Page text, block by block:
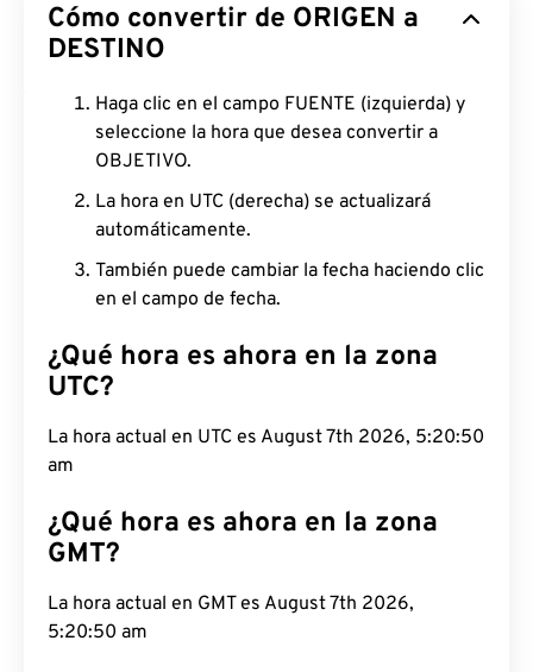
Cómo convertir de ORIGEN a
DESTINO
Haga clic en el campo FUENTE (izquierda) y
seleccione la hora que desea convertir a
OBJETIVO.
La hora en UTC (derecha) se actualizará
automáticamente.
También puede cambiar la fecha haciendo clic
en el campo de fecha.
¿Qué hora es ahora en la zona
UTC?
La hora actual en UTC es August 7th 2026, 5:20:51
am
¿Qué hora es ahora en la zona
GMT?
La hora actual en GMT es August 7th 2026, 5:20:51
am